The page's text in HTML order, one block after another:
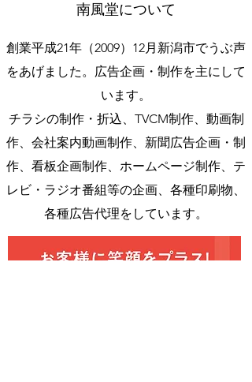
南風堂について
創業平成21年（2009）12月新潟市でうぶ声
をあげました。広告企画・制作を主にして
います。
チラシの制作・折込、TVCM制作、動画制
作、会社案内動画制作、新聞広告企画・制
作、看板企画制作、ホームページ制作、テ
レビ・ラジオ番組等の企画、各種印刷物、
各種広告代理をしています。